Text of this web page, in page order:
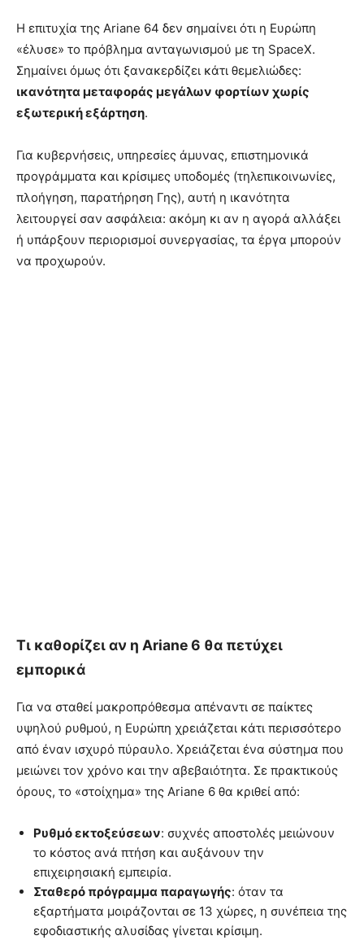
Η επιτυχία της Ariane 64 δεν σημαίνει ότι η Ευρώπη
«έλυσε» το πρόβλημα ανταγωνισμού με τη SpaceX.
Σημαίνει όμως ότι ξανακερδίζει κάτι θεμελιώδες:
ικανότητα μεταφοράς μεγάλων φορτίων χωρίς
εξωτερική εξάρτηση.
Για κυβερνήσεις, υπηρεσίες άμυνας, επιστημονικά
προγράμματα και κρίσιμες υποδομές (τηλεπικοινωνίες,
πλοήγηση, παρατήρηση Γης), αυτή η ικανότητα
λειτουργεί σαν ασφάλεια: ακόμη κι αν η αγορά αλλάξει
ή υπάρξουν περιορισμοί συνεργασίας, τα έργα μπορούν
να προχωρούν.
Τι καθορίζει αν η Ariane 6 θα πετύχει
εμπορικά
Για να σταθεί μακροπρόθεσμα απέναντι σε παίκτες
υψηλού ρυθμού, η Ευρώπη χρειάζεται κάτι περισσότερο
από έναν ισχυρό πύραυλο. Χρειάζεται ένα σύστημα που
μειώνει τον χρόνο και την αβεβαιότητα. Σε πρακτικούς
όρους, το «στοίχημα» της Ariane 6 θα κριθεί από:
Ρυθμό εκτοξεύσεων: συχνές αποστολές μειώνουν
το κόστος ανά πτήση και αυξάνουν την
επιχειρησιακή εμπειρία.
Σταθερό πρόγραμμα παραγωγής: όταν τα
εξαρτήματα μοιράζονται σε 13 χώρες, η συνέπεια της
εφοδιαστικής αλυσίδας γίνεται κρίσιμη.